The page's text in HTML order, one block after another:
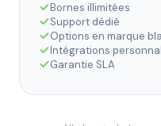
Bornes illimitées
Support dédié
Options en marque
Intégrations
Garantie SLA